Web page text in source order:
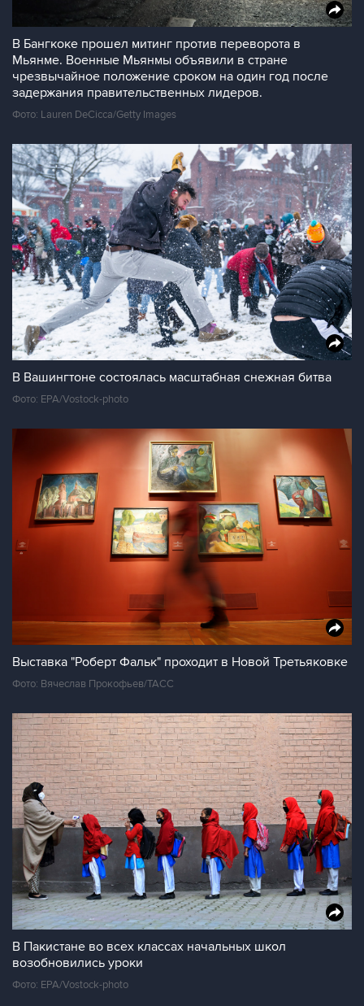
В Бангкоке прошел митинг против переворота в
Мьянме. Военные Мьянмы объявили в стране
чрезвычайное положение сроком на один год после
задержания правительственных лидеров.
Фото: Lauren DeCicca/Getty Images
В Вашингтоне состоялась масштабная снежная битва
Фото: EPA/Vostock-photo
Выставка "Роберт Фальк" проходит в Новой Третьяковке
Фото: Вячеслав Прокофьев/ТАСС
В Пакистане во всех классах начальных школ
возобновились уроки
Фото: EPA/Vostock-photo